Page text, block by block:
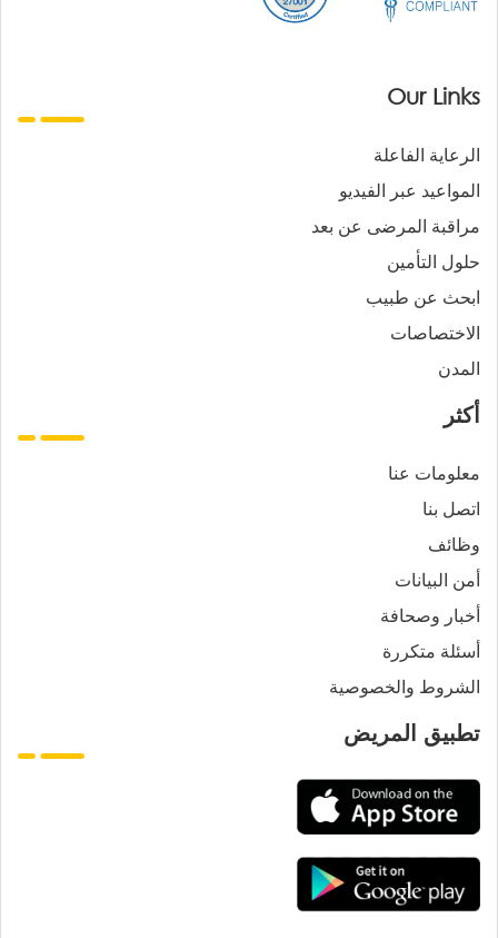
Our Links
الرعاية الفاعلة
المواعيد عبر الفيديو
مراقبة المرضى عن بعد
حلول التأمين
ابحث عن طبيب
الاختصاصات
المدن
أكثر
معلومات عنا
اتصل بنا
وظائف
أمن البيانات
أخبار وصحافة
أسئلة متكررة
الشروط والخصوصية
تطبيق المريض